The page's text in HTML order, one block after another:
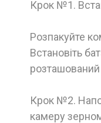
Крок №1.
Розпакуйте
Встановіть
розташований
Крок №2.
камеру